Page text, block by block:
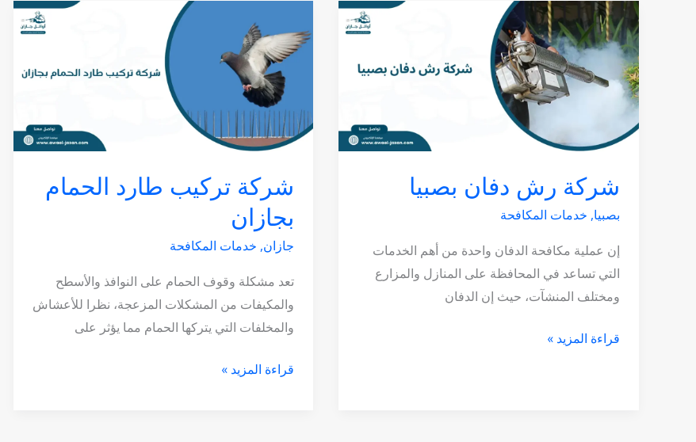
شركة رش دفان بصبيا
بصبيا, خدمات المكافحة
إن عملية مكافحة الدفان واحدة من أهم الخدمات
التي تساعد في المحافظة على المنازل والمزارع
ومختلف المنشآت، حيث إن الدفان
شركة
رش
دفان
بصبيا
قراءة المزيد »
شركة تركيب طارد الحمام
بجازان
جازان, خدمات المكافحة
تعد مشكلة وقوف الحمام على النوافذ والأسطح
والمكيفات من المشكلات المزعجة، نظرا للأعشاش
والمخلفات التي يتركها الحمام مما يؤثر على
تركيب
طارد
الحمام
بجازان
قراءة المزيد »